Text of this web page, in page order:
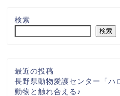
検索
検索
最近の投稿
長野県動物愛護センター「ハ
動物と触れ合える♪